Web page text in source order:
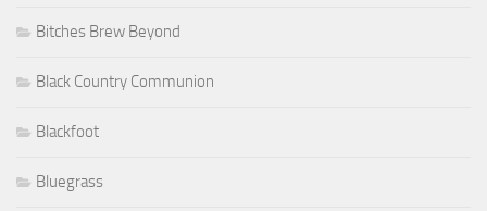
Bitches Brew Beyond
Black Country Communion
Blackfoot
Bluegrass